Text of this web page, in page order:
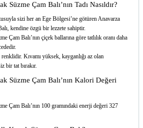
Süzme Çam Balı’nın Tadı Nasıldır?
sizi her an Ege Bölgesi’ne götüren Anavarza
kendine özgü bir lezzete sahiptir.
Çam Balı’nın çiçek ballarına göre tatlılık oranı daha
Kıvamı yüksek, kayganlığı az olan
bir tat bırakır.
Süzme Çam Balı’nın Kalori Değeri
Çam Balı’nın 100 gramındaki enerji değeri 327